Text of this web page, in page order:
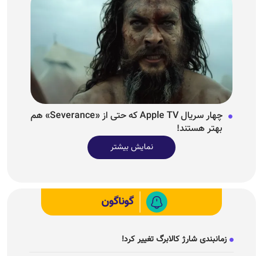
چهار سریال Apple TV که حتی از «Severance» هم
بهتر هستند!
نمایش بیشتر
گوناگون
زمانبندی شارژ کالابرگ تغییر کرد!